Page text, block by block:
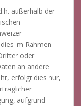
außerhalb der
im Rahmen
oder
an andere
erfolgt dies nur,
aufgrund